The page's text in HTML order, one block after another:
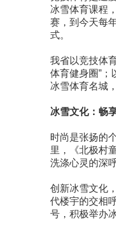
冰雪体育课程
赛，到今天每
式。
我省以竞技体
体育健身圈”
冰雪体育名城
冰雪文化：畅
时尚是张扬的
里，《北极村
洗涤心灵的深
创新冰雪文化
代楼宇的交相
号，积极举办